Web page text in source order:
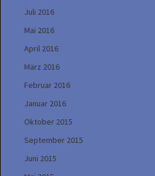
Juli 2016
Mai 2016
April 2016
März 2016
Februar 2016
Januar 2016
Oktober 2015
September 2015
Juni 2015